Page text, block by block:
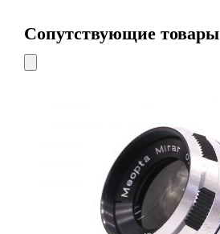
Сопутствующие товары